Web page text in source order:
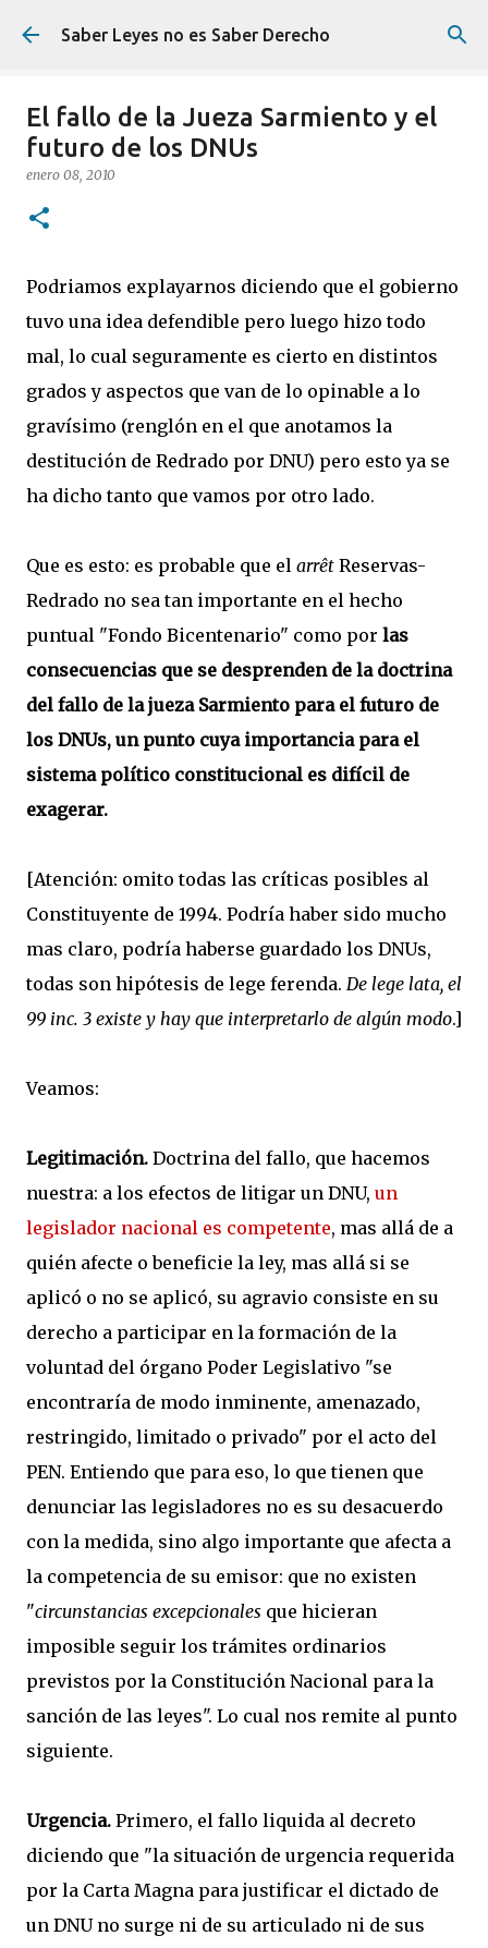
Ir al contenido principal
Saber Leyes no es Saber Derecho
El fallo de la Jueza Sarmiento y el
futuro de los DNUs
enero 08, 2010
Podriamos explayarnos diciendo que el gobierno
tuvo una idea defendible pero luego hizo todo
mal, lo cual seguramente es cierto en distintos
grados y aspectos que van de lo opinable a lo
gravísimo (renglón en el que anotamos la
destitución de Redrado por DNU) pero esto ya se
ha dicho tanto que vamos por otro lado.
Que es esto: es probable que el arrêt Reservas-
Redrado no sea tan importante en el hecho
puntual "Fondo Bicentenario" como por las
consecuencias que se desprenden de la doctrina
del fallo de la jueza Sarmiento para el futuro de
los DNUs, un punto cuya importancia para el
sistema político constitucional es difícil de
exagerar.
[Atención: omito todas las críticas posibles al
Constituyente de 1994. Podría haber sido mucho
mas claro, podría haberse guardado los DNUs,
todas son hipótesis de lege ferenda. De lege lata, el
99 inc. 3 existe y hay que interpretarlo de algún modo.]
Veamos:
Legitimación. Doctrina del fallo, que hacemos
nuestra: a los efectos de litigar un DNU, un
legislador nacional es competente, mas allá de a
quién afecte o beneficie la ley, mas allá si se
aplicó o no se aplicó, su agravio consiste en su
derecho a participar en la formación de la
voluntad del órgano Poder Legislativo "se
encontraría de modo inminente, amenazado,
restringido, limitado o privado" por el acto del
PEN. Entiendo que para eso, lo que tienen que
denunciar las legisladores no es su desacuerdo
con la medida, sino algo importante que afecta a
la competencia de su emisor: que no existen
"circunstancias excepcionales que hicieran
imposible seguir los trámites ordinarios
previstos por la Constitución Nacional para la
sanción de las leyes". Lo cual nos remite al punto
siguiente.
Urgencia. Primero, el fallo liquida al decreto
diciendo que "la situación de urgencia requerida
por la Carta Magna para justificar el dictado de
un DNU no surge ni de su articulado ni de sus